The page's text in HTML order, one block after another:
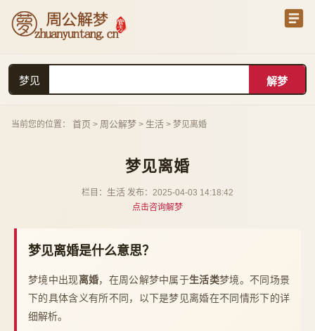
梦见
当前您的位置： 首页 > 周公解梦 > 生活 > 梦见离婚
梦见离婚
栏目： 生活 发布：2025-04-03 14:18:42
点击咨询解梦
梦见离婚是什么意思？
梦境中出现离婚，在周公解梦中属于生活类梦境。不同场景
下的具体含义有所不同，以下是梦见离婚在不同情形下的详
细解析。